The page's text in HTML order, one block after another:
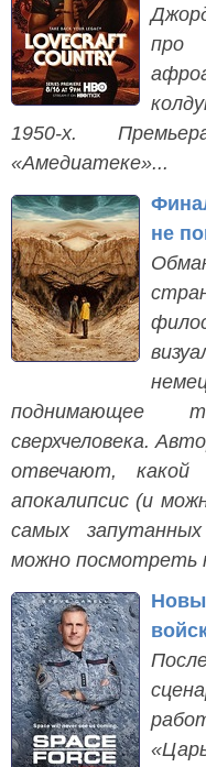
1950-х.
«Амедиатеке»...
не
поднимающее
сверхчеловека.
отвечают, какой
апокалипсис (и
самых
можно посмотреть